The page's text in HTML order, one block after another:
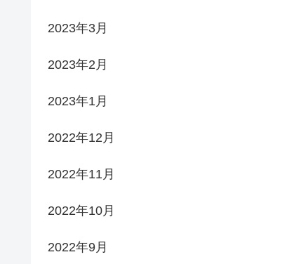
2023年3月
2023年2月
2023年1月
2022年12月
2022年11月
2022年10月
2022年9月